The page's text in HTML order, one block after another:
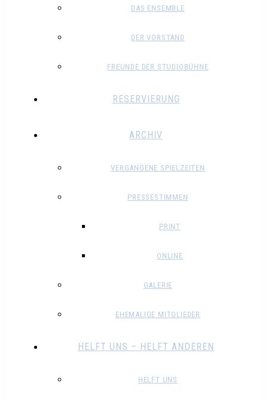
DAS ENSEMBLE
DER VORSTAND
FREUNDE DER STUDIOBÜHNE
RESERVIERUNG
ARCHIV
VERGANGENE SPIELZEITEN
PRESSESTIMMEN
PRINT
ONLINE
GALERIE
EHEMALIGE MITGLIEDER
HELFT UNS – HELFT ANDEREN
HELFT UNS